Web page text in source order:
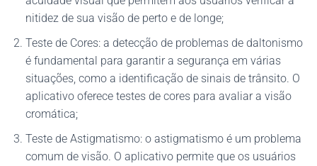
nitidez de sua visão de perto e de longe;
Teste de Cores: a detecção de problemas de daltonismo
é fundamental para garantir a segurança em várias
situações, como a identificação de sinais de trânsito. O
aplicativo oferece testes de cores para avaliar a visão
cromática;
Teste de Astigmatismo: o astigmatismo é um problema
comum de visão. O aplicativo permite que os usuários